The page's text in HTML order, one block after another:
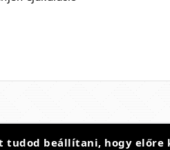
beállítani, hogy előre